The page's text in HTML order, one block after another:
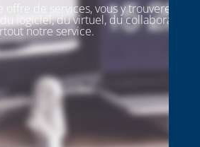
de services, vous y trouverez du
logiciel, du virtuel, du collaboratif. Et
notre service.